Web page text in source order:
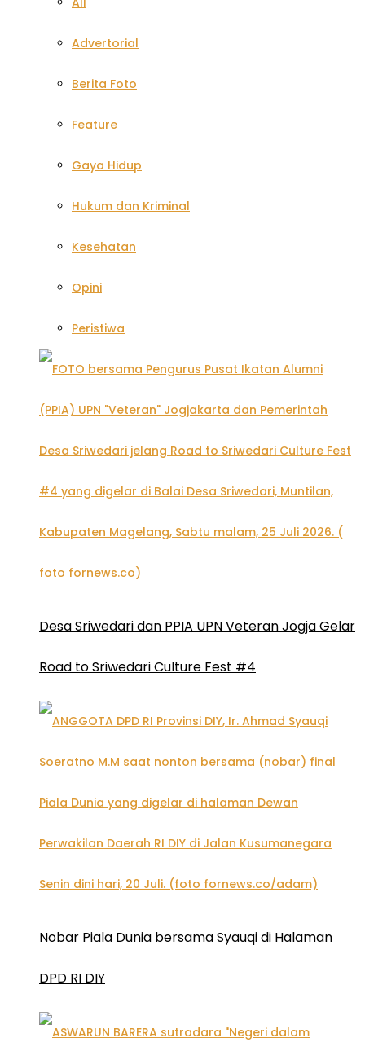
Advertorial
Berita Foto
Feature
Gaya Hidup
Hukum dan Kriminal
Kesehatan
Opini
Peristiwa
Desa Sriwedari dan PPIA UPN Veteran Jogja Gelar
Road to Sriwedari Culture Fest #4
Nobar Piala Dunia bersama Syauqi di Halaman
DPD RI DIY